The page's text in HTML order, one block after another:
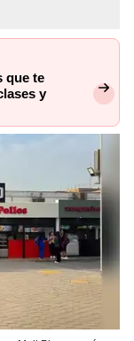
que te
y